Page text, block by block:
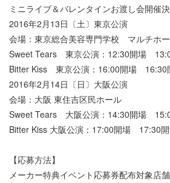
ミニライブ＆バレンタインお渡し会開催決
2016年2月13日〔土〕東京公演
会場：東京総合美容専門学校 マルチホ
Sweet Tears 東京公演：12:30開場
Bitter Kiss 東京公演：16:00開場 16:30
2016年2月14日〔日〕大阪公演
会場：大阪 東住吉区民ホール
Sweet Tears 大阪公演：14:30開場
Bitter Kiss 大阪公演：17:00開場 17:30
【応募方法】
メーカー特典イベント応募券配布対象店